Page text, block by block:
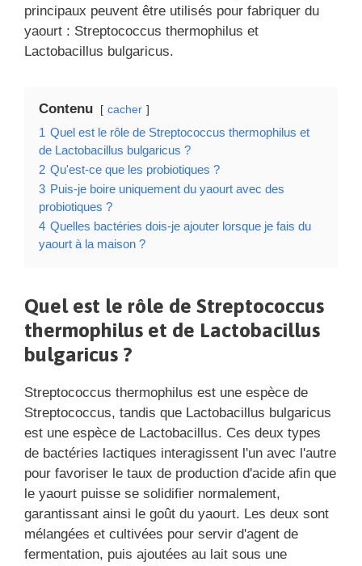
principaux peuvent être utilisés pour fabriquer du
yaourt : Streptococcus thermophilus et
Lactobacillus bulgaricus.
Contenu cacher
1 Quel est le rôle de Streptococcus thermophilus et
de Lactobacillus bulgaricus ?
2 Qu'est-ce que les probiotiques ?
3 Puis-je boire uniquement du yaourt avec des
probiotiques ?
4 Quelles bactéries dois-je ajouter lorsque je fais du
yaourt à la maison ?
Quel est le rôle de Streptococcus
thermophilus et de Lactobacillus
bulgaricus ?
Streptococcus thermophilus est une espèce de
Streptococcus, tandis que Lactobacillus bulgaricus
est une espèce de Lactobacillus. Ces deux types
de bactéries lactiques interagissent l'un avec l'autre
pour favoriser le taux de production d'acide afin que
le yaourt puisse se solidifier normalement,
garantissant ainsi le goût du yaourt. Les deux sont
mélangées et cultivées pour servir d'agent de
fermentation, puis ajoutées au lait sous une